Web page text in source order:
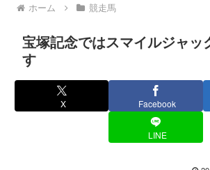
ホーム 競走馬
宝塚記念ではスマイルジャッ
す
X Facebook
LINE